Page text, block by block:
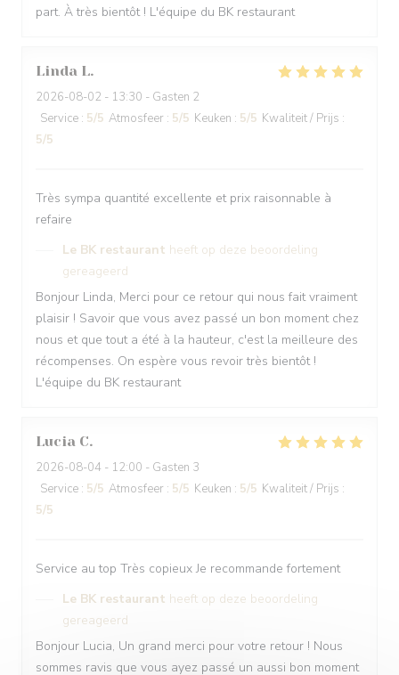
part. À très bientôt ! L'équipe du BK restaurant
Linda L
2026-08-02 - 13:30 - Gasten 2
Service : 5/5 Atmosfeer : 5/5 Keuken : 5/5 Kwaliteit / Prijs :
5/5
Très sympa quantité excellente et prix raisonnable à
refaire
Le BK restaurant heeft op deze beoordeling
gereageerd
Bonjour Linda, Merci pour ce retour qui nous fait vraiment
plaisir ! Savoir que vous avez passé un bon moment chez
nous et que tout a été à la hauteur, c'est la meilleure des
récompenses. On espère vous revoir très bientôt !
L'équipe du BK restaurant
Lucia C
2026-08-04 - 12:00 - Gasten 3
Service : 5/5 Atmosfeer : 5/5 Keuken : 5/5 Kwaliteit / Prijs :
5/5
Service au top Très copieux Je recommande fortement
Le BK restaurant heeft op deze beoordeling
gereageerd
Bonjour Lucia, Un grand merci pour votre retour ! Nous
sommes ravis que vous ayez passé un aussi bon moment